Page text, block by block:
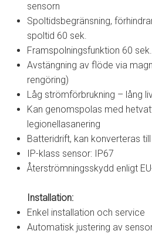
sensorn
Spoltidsbegränsning,
spoltid 60 sek.
Framspolningsfunktion 60
Avstängning av flöde via
rengöring)
Låg strömförbrukning – lång
Kan genomspolas med
legionellasanering
Batteridrift, kan konverteras
IP-klass sensor: IP67
Återströmningsskydd enligt
Installation:
Enkel installation och service
Automatisk justering av